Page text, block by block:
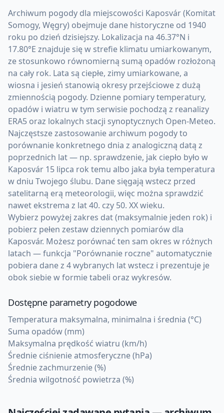
Archiwum pogody dla miejscowości Kaposvár (Komitat
Somogy, Węgry) obejmuje dane historyczne od 1940
roku po dzień dzisiejszy. Lokalizacja na 46.37°N i
17.80°E znajduje się w strefie klimatu umiarkowanym,
ze stosunkowo równomierną sumą opadów rozłożoną
na cały rok. Lata są ciepłe, zimy umiarkowane, a
wiosna i jesień stanowią okresy przejściowe z dużą
zmiennością pogody. Dzienne pomiary temperatury,
opadów i wiatru w tym serwisie pochodzą z reanalizy
ERA5 oraz lokalnych stacji synoptycznych Open-Meteo.
Najczęstsze zastosowanie archiwum pogody to
porównanie konkretnego dnia z analogiczną datą z
poprzednich lat — np. sprawdzenie, jak ciepło było w
Kaposvár 15 lipca rok temu albo jaka była temperatura
w dniu Twojego ślubu. Dane sięgają wstecz przed
satelitarną erą meteorologii, więc można sprawdzić
nawet ekstrema z lat 40. czy 50. XX wieku.
Wybierz powyżej zakres dat (maksymalnie jeden rok) i
pobierz pełen zestaw dziennych pomiarów dla
Kaposvár. Możesz porównać ten sam okres w różnych
latach — funkcja "Porównanie roczne" automatycznie
pobiera dane z 4 wybranych lat wstecz i prezentuje je
obok siebie w formie tabeli oraz wykresów.
Dostępne parametry pogodowe
Temperatura maksymalna, minimalna i średnia (°C)
Suma opadów (mm)
Maksymalna prędkość wiatru (km/h)
Średnie ciśnienie atmosferyczne (hPa)
Średnie zachmurzenie (%)
Średnia wilgotność powietrza (%)